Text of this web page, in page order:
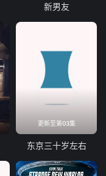
新男友
更新至第03集
东京三十岁左右